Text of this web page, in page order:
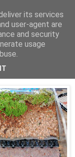
its services
user-agent are
and security
usage